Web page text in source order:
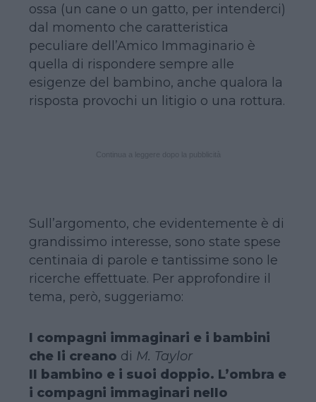
ossa (un cane o un gatto, per intenderci)
dal momento che caratteristica
peculiare dell’Amico Immaginario è
quella di rispondere sempre alle
esigenze del bambino, anche qualora la
risposta provochi un litigio o una rottura.
Sull’argomento, che evidentemente è di
grandissimo interesse, sono state spese
centinaia di parole e tantissime sono le
ricerche effettuate. Per approfondire il
tema, però, suggeriamo:
I compagni immaginari e i bambini
che li creano di M. Taylor
Il bambino e i suoi doppio. L’ombra e
i compagni immaginari nello